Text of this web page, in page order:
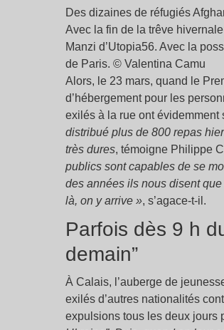
Des dizaines de réfugiés
Avec la fin de la trêve
Manzi d’Utopia56. Avec la
de Paris. © Valentina Camu
Alors, le 23 mars, quand le
d’hébergement pour les
exilés à la rue ont
distribué plus de 800 repas
très dures, témoigne Philippe
publics sont capables de se
des années ils nous disent
là, on y arrive », s’agace-t-il.
Parfois dès 9 h
demain”
À Calais, l’auberge de
exilés d’autres nationalités
expulsions tous les deux jours